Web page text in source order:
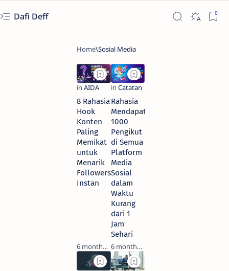
Dafi Deff
8 Rahasia
Hook
Konten
Paling
Memikat
untuk
Menarik
Followers
Instan
6 months ago
Rahasia
Mendapatkan
1000
Pengikut
di Semua
Platform
Media
Sosial
dalam
Waktu
Kurang
dari 1
Jam
Sehari
6 months ago